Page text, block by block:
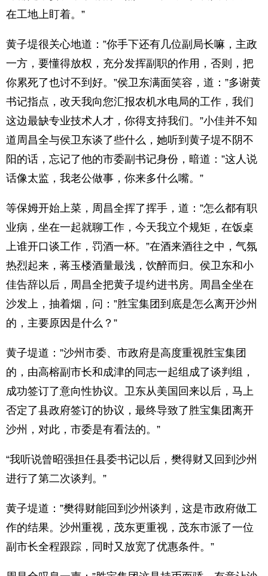
在工地上盯着。”
黄子堤很关心地道：”你手下还有几位副局长嘛，主政
一方，要懂得放权，充分发挥副职的作用，否则，把
你累死了也讨不到好。”侯卫东满面笑容，道：”多谢黄
书记指点，改天我向您汇报农机水电局的工作，我们
这边最缺专业技术人才，你得支持我们。”小佳并不知
道周昌全与侯卫东谈了些什么，她听到黄子堤不阴不
阳的话，忘记了他的市委副书记身份，暗道：”这人说
话像太监，我老公做事，你来多什么嘴。”
等保姆开始上菜，周昌全挥了挥手，道：”怎么都有职
业病，坐在一起就聊工作，今天我立个规矩，在饭桌
上谁开口谈工作，罚酒一杯。”在酒来酒往之中，气氛
热烈起来，蒋玉楼酒量最浅，饮醉而归。侯卫东和小
佳告辞以后，周昌全把黄子堤约进书房。周昌全坐在
沙发上，抽着烟，问：”胜宝集团到底是怎么离开沙州
的，主要原因是什么？”
黄子堤道：”沙州市委、市政府是高度重视胜宝集团
的，由高榕副市长和成津的同志一起组成了谈判组，
成功签订了意向性协议。卫东从美国回来以后，马上
否定了县政府签订的协议，最终导致了胜宝集团离开
沙州，对此，市委是有看法的。”
“我听说曾昭强担任县委书记以后，樊得财又回到沙州
进行了第二次谈判。”
黄子堤道：”樊得财能回到沙州谈判，这是市政府做工
作的结果。沙州重视，茂东更重视，茂东市派了一位
副市长全程跟踪，同时又放宽了优惠条件。”